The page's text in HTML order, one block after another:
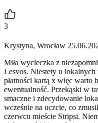
3
Krystyna, Wrocław
Miła wycieczka z
Lesvos. Niestety u
płatności kartą x więc warto
ewentualność. Przekąski w
smaczne i zdecydowanie
wcześnie na uczcie, co
czerwcu mieście Stripsi.